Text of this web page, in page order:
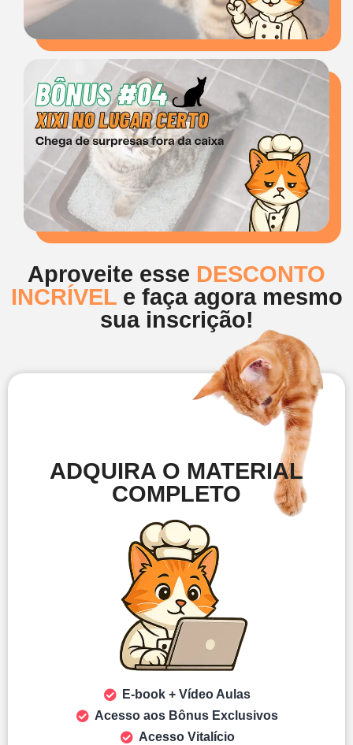
Aproveite esse DESCONTO
INCRÍVELe faça agora mesmo
sua inscrição!
ADQUIRA O MATERIAL
COMPLETO
E-book + Vídeo Aulas
Acesso aos Bônus Exclusivos
Acesso Vitalício